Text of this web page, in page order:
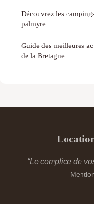
Découvrez les
palmyre
Guide des meilleures
de la Bretagne
“Le complice de